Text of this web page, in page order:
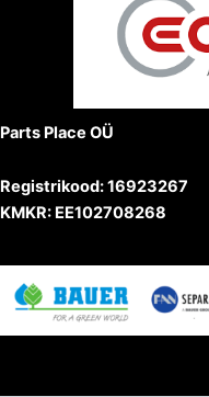
Parts Place OÜ
Registrikood: 16923267
KMKR: EE102708268